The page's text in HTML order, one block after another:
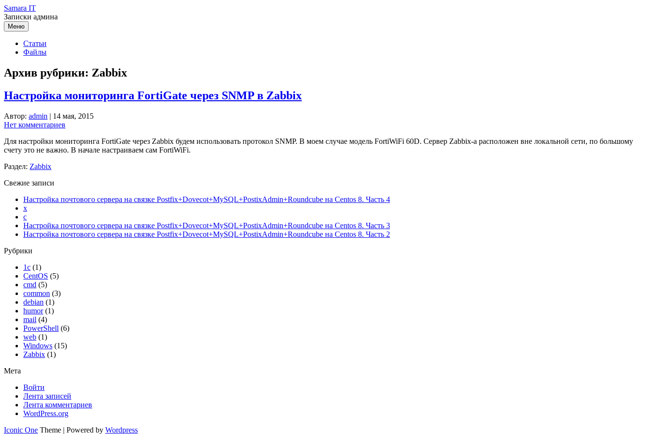
Перейти
к
содержимому
Samara IT
Записки админа
Меню
Статьи
Файлы
Архив рубрики: Zabbix
Настройка мониторинга FortiGate через SNMP в Zabbix
Автор: admin | 14 мая, 2015
Нет комментариев
Для настройки мониторинга FortiGate через Zabbix будем использовать протокол SNMP. В моем случае модель FortiWiFi 60D. Сервер Zabbix-а расположен вне локальной сети, по большому
счету это не важно. В начале настраиваем сам FortiWiFi.
Раздел: Zabbix
Свежие записи
Настройка почтового сервера на связке Postfix+Dovecot+MySQL+PostixAdmin+Roundcube на Centos 8. Часть 4
x
c
Настройка почтового сервера на связке Postfix+Dovecot+MySQL+PostixAdmin+Roundcube на Centos 8. Часть 3
Настройка почтового сервера на связке Postfix+Dovecot+MySQL+PostixAdmin+Roundcube на Centos 8. Часть 2
Рубрики
1с (1)
CentOS (5)
cmd (5)
common (3)
debian (1)
humor(1)
mail (4)
PowerShell (6)
web (1)
Windows (15)
Zabbix (1)
Мета
Войти
Лента записей
Лента комментариев
WordPress.org
Iconic One Theme | Powered by Wordpress